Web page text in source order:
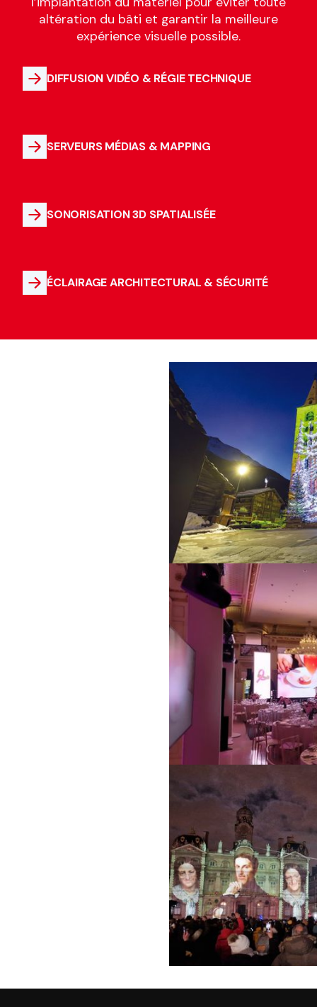
altération du bâti et garantir la meilleure
expérience visuelle possible.
DIFFUSION VIDÉO & RÉGIE TECHNIQUE
SERVEURS MÉDIAS & MAPPING
SONORISATION 3D SPATIALISÉE
ÉCLAIRAGE ARCHITECTURAL & SÉCURITÉ